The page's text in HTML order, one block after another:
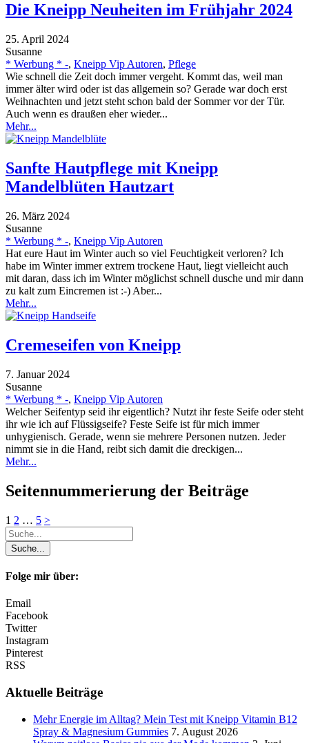
Die Kneipp Neuheiten im Frühjahr 2024
25. April 2024
Susanne
* Werbung * -, Kneipp Vip Autoren, Pflege
Wie schnell die Zeit doch immer vergeht. Kommt das, weil man
immer älter wird oder ist das allgemein so? Gerade war doch erst
Weihnachten und jetzt steht schon bald der Sommer vor der Tür.
Auch wenn es draußen eher wieder...
Mehr...
Sanfte Hautpflege mit Kneipp
Mandelblüten Hautzart
26. März 2024
Susanne
* Werbung * -, Kneipp Vip Autoren
Hat eure Haut im Winter auch so viel Feuchtigkeit verloren? Ich
habe im Winter immer extrem trockene Haut, liegt vielleicht auch
mit daran, dass ich im Winter möglichst schnell dusche und mir dann
zu kalt zum Eincremen ist :-) Aber...
Mehr...
Cremeseifen von Kneipp
7. Januar 2024
Susanne
* Werbung * -, Kneipp Vip Autoren
Welcher Seifentyp seid ihr eigentlich? Nutzt ihr feste Seife oder steht
ihr wie ich auf Flüssigseife? Feste Seife ist für mich immer
unhygienisch. Gerade, wenn sie mehrere Personen nutzen. Jeder
nimmt sie in die Hand, reibt sich damit die dreckigen...
Mehr...
Seitennummerierung der Beiträge
1 2 … 5 >
Folge mir über:
Email
Facebook
Twitter
Instagram
Pinterest
RSS
Aktuelle Beiträge
Mehr Energie im Alltag? Mein Test mit Kneipp Vitamin B12
Spray & Magnesium Gummies 7. August 2026